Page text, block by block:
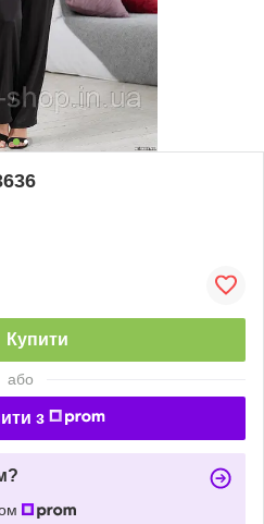
Купити
або
з